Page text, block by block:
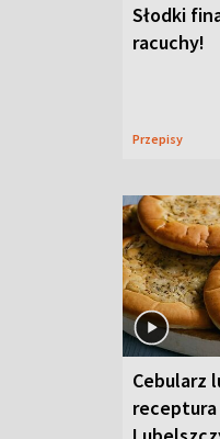
Słodki
racuchy!
Przepisy
Cebularz